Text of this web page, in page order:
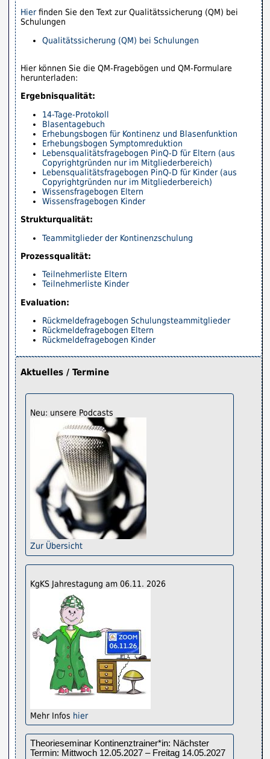
Hierfinden Sie den Text zur Qualitätssicherung (QM) bei
Schulungen
Qualitätssicherung (QM) bei Schulungen
Hier können Sie die QM-Fragebögen und QM-Formulare
herunterladen:
Ergebnisqualität:
14-Tage-Protokoll
Blasentagebuch
Erhebungsbogen für Kontinenz und Blasenfunktion
Erhebungsbogen Symptomreduktion
Lebensqualitätsfragebogen PinQ-D für Eltern (aus
Copyrightgründen nur im Mitgliederbereich)
Lebensqualitätsfragebogen PinQ-D für Kinder (aus
Copyrightgründen nur im Mitgliederbereich)
Wissensfragebogen Eltern
Wissensfragebogen Kinder
Strukturqualität:
Teammitglieder der Kontinenzschulung
Prozessqualität:
Teilnehmerliste Eltern
Teilnehmerliste Kinder
Evaluation:
Rückmeldefragebogen Schulungsteammitglieder
Rückmeldefragebogen Eltern
Rückmeldefragebogen Kinder
Aktuelles / Termine